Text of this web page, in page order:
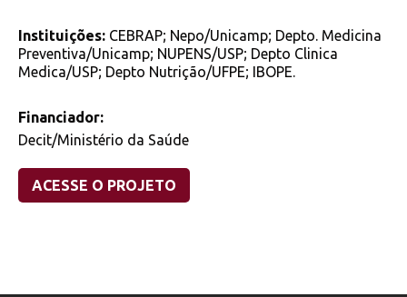
Instituições: CEBRAP; Nepo/Unicamp; Depto. Medicina
Preventiva/Unicamp; NUPENS/USP; Depto Clinica
Medica/USP; Depto Nutrição/UFPE; IBOPE.
Financiador:
Decit/Ministério da Saúde
ACESSE O PROJETO